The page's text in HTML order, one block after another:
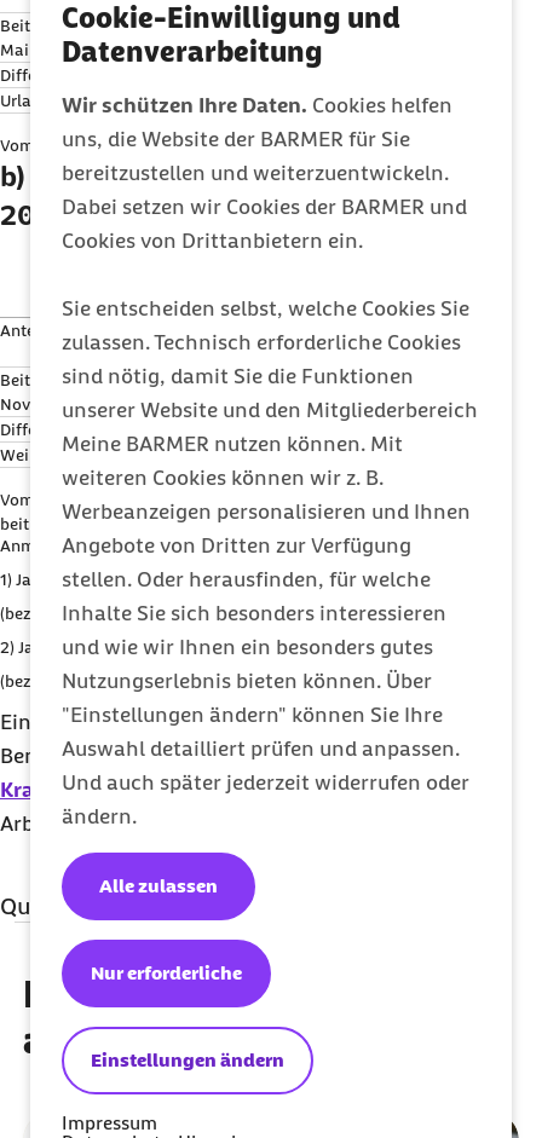
Cookie-Einwilligung und
Datenverarbeitung
Wir schützen Ihre Daten. Cookies helfen
uns, die Website der BARMER für Sie
bereitzustellen und weiterzuentwickeln.
Dabei setzen wir Cookies der BARMER und
Cookies von Drittanbietern ein.
Sie entscheiden selbst, welche Cookies Sie
zulassen. Technisch erforderliche Cookies
sind nötig, damit Sie die Funktionen
unserer Website und den Mitgliederbereich
Meine BARMER nutzen können. Mit
weiteren Cookies können wir z. B.
Werbeanzeigen personalisieren und Ihnen
Angebote von Dritten zur Verfügung
stellen. Oder herausfinden, für welche
Inhalte Sie sich besonders interessieren
und wie wir Ihnen ein besonders gutes
Nutzungserlebnis bieten können. Über
"Einstellungen ändern" können Sie Ihre
Auswahl detailliert prüfen und anpassen.
Und auch später jederzeit widerrufen oder
ändern.
Einstellungen ändern
Nur erforderliche
Alle zulassen
Impressum
Beitragspflichtiges Arbeitsentgelt bis
Mai
25.000,00
€
25.000,00 €
Differenz
Urlaubsgeld Mai
5.000,00 € 5.000,00 €
Vom Urlaubsgeld sind beitragspflichtig4.041,67 € 5.000,00 €
b) Beitragsberechnung für November
2026
Anteilige Jahres- bis November
63.937,50
€1)
92.950,00
€2)
Beitragspflichtiges Arbeitsentgelt bis
November
60.000,00
€
60.000,00
€
Differenz
Weihnachtsgeld November
5.000,00 €5.000,00 €
Vom Weihnachtsgeld sind
beitragspflichtig
3.637,50 €
Anmerkungen:
1) Jahres-BBG2026 = 69.750; 69.750 × 150 Tage/Mai
(beziehungsweise 330 Tage/November) : 360 Tage
2) Jahres-BBG2026 = 101.400 Euro; 101.400 × 150 Tage/Mai
(beziehungsweise 330 Tage/November) : 360 Tage
Einmalig gezahltes Arbeitsentgelt wird als
Bemessungsgrundlage für die Berechnung von
Kranken-, Verletzten-, Übergangs- sowie
Arbeitslosengeld gesondert berücksichtigt.
Quellenangaben
Qualitätssicherung
MBO Verlag GmbH
Diese Artikel könnten Sie
auch interessieren